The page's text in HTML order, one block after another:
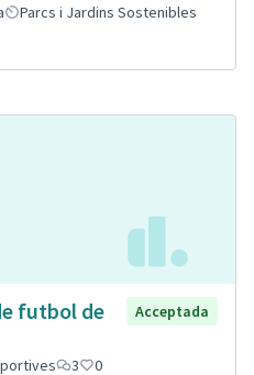
Parcs i Jardins Sostenibles
futbol de
Acceptada
3 0